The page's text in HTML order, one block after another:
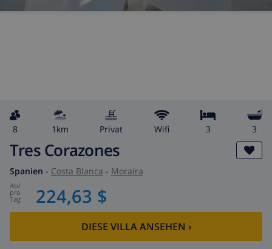
8 1km Privat wifi 3 3
Tres Corazones
Spanien - Costa Blanca - Moraira
ab/
pro
Tag 224,63 $
DIESE VILLA ANSEHEN ›